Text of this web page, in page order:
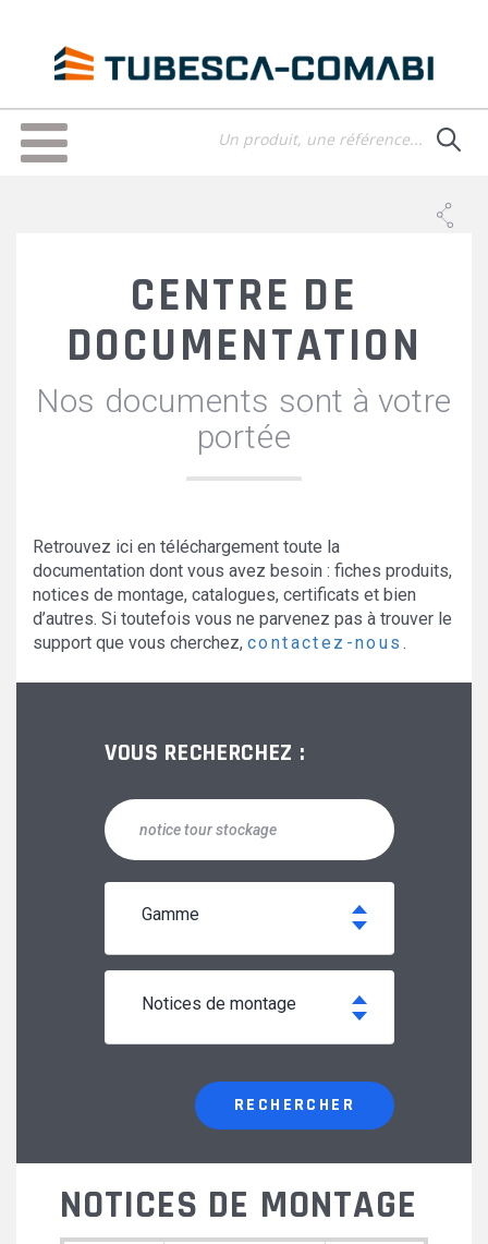
contenu
principal
Toggle
navigation
CENTRE DE
DOCUMENTATION
Nos documents sont à votre
portée
Retrouvez ici en téléchargement toute la
documentation dont vous avez besoin : fiches produits,
notices de montage, catalogues, certificats et bien
d’autres. Si toutefois vous ne parvenez pas à trouver le
support que vous cherchez, contactez-nous .
VOUS RECHERCHEZ :
gamme
notices de montage
RECHERCHER
NOTICES DE MONTAGE